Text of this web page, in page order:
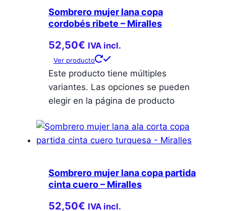
Sombrero mujer lana copa
cordobés ribete – Miralles
52,50€ IVA incl.
Ver producto
Este producto tiene múltiples
variantes. Las opciones se pueden
elegir en la página de producto
Sombrero mujer lana copa partida
cinta cuero – Miralles
52,50€ IVA incl.